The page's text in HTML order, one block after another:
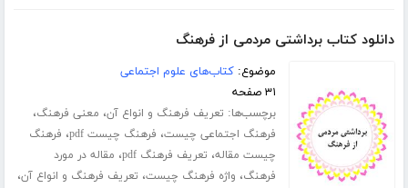
دانلود کتاب برداشتی مردمی از فرهنگ
موضوع:کتاب‌های علوم اجتماعی
۳۱ صفحه
برچسب‌ها: تعریف فرهنگ و انواع آن، معنی فرهنگ،
فرهنگ اجتماعی چیست، فرهنگ چیست pdf ، فرهنگ
چیست مقاله، تعریف فرهنگ pdf ، مقاله در مورد
فرهنگ، واژه فرهنگ چیست، تعریف فرهنگ و انواع آن،